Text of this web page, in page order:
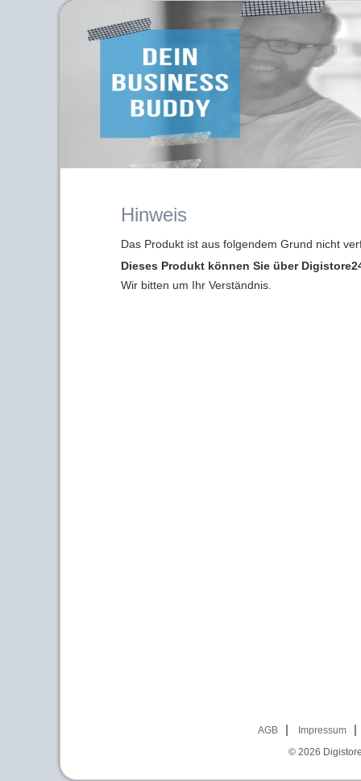
Hinweis
Das Produkt ist aus folgendem Grund nicht
Dieses Produkt können Sie über
Wir bitten um Ihr Verständnis.
AGB
Impressum
© 2026